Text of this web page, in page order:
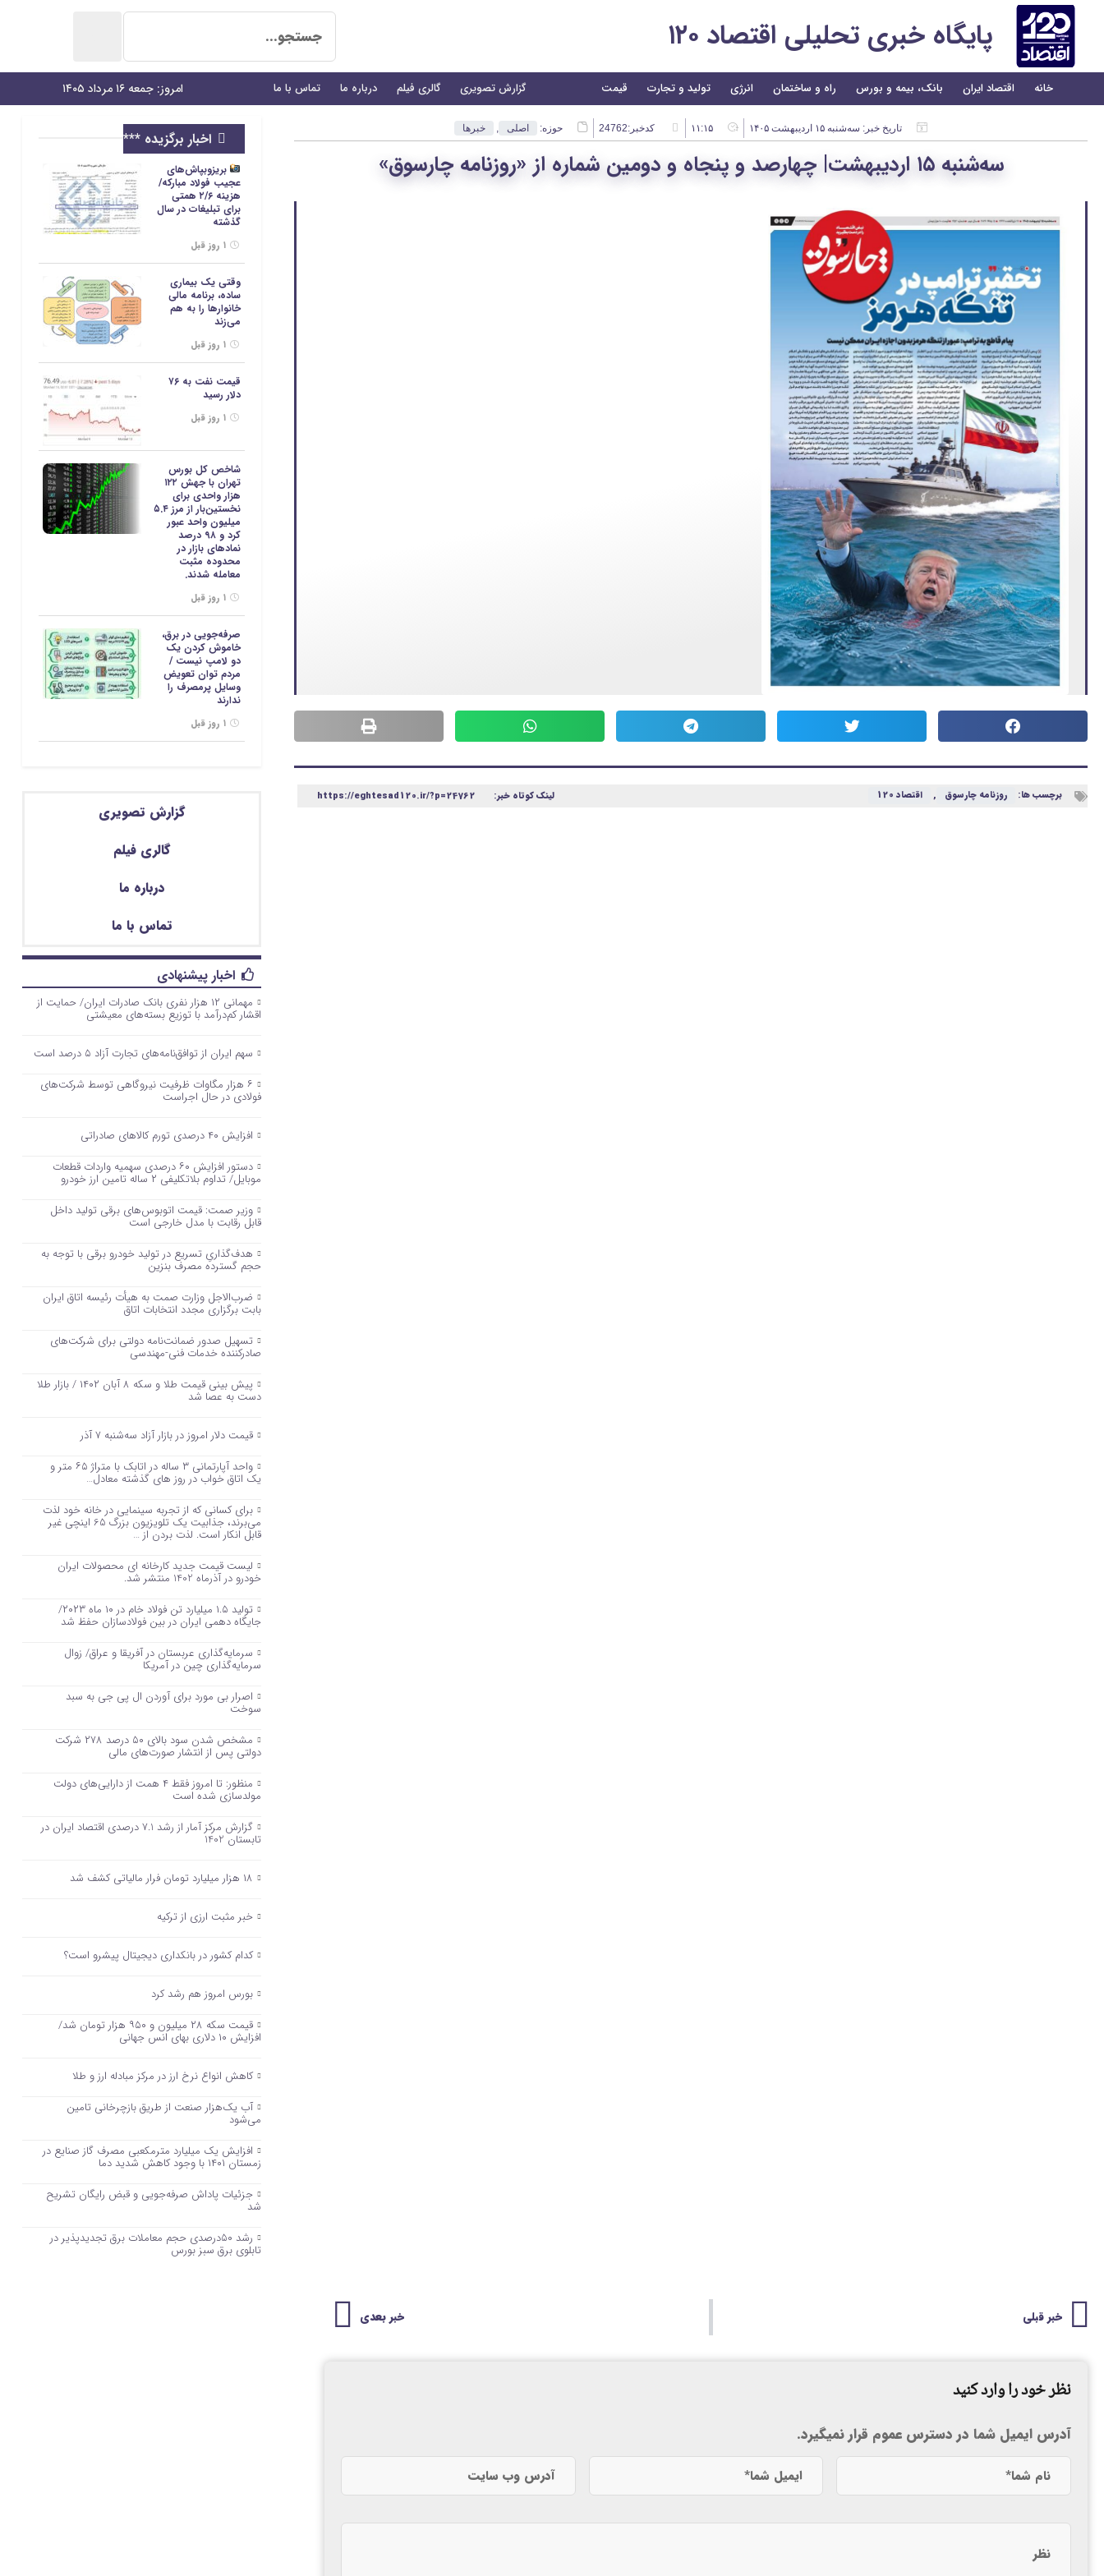
پایگاه خبری تحلیلی اقتصاد ۱۲۰
خانه اقتصاد ایران بانک، بیمه و بورس راه و ساختمان انرژی تولید و تجارت قیمت گزارش تصویری گالری فیلم درباره ما تماس با ما امروز: جمعه ۱۶ مرداد ۱۴۰۵
تاریخ خبر: سه‌شنبه ۱۵ اردیبهشت ۱۴۰۵ ۱۱:۱۵ کدخبر:24762 حوزه: اصلی , خبرها
سه‌شنبه ۱۵ اردیبهشت| چهارصد و پنجاه و دومین شماره از «روزنامه چارسوق»
برچسب ها: ️روزنامه چارسوق , اقتصاد 120 لینک کوتاه خبر: https://eghtesad120.ir/?p=24762
اخبار برگزیده ***
بریزوبپاش‌های
عجیب فولاد مبارکه/
هزینه ۲/۶ همتی
برای تبلیغات در سال
گذشته
۱ روز قبل
وقتی یک بیماری
ساده، برنامه مالی
خانوارها را به هم
می‌زند
۱ روز قبل
قیمت نفت به ۷۶
دلار رسید
۱ روز قبل
شاخص کل بورس
تهران با جهش ۱۲۲
هزار واحدی برای
نخستین‌بار از مرز ۵.۴
میلیون واحد عبور
کرد و ۹۸ درصد
نمادهای بازار در
محدوده مثبت
معامله شدند.
۱ روز قبل
صرفه‌جویی در برق،
خاموش کردن یک
دو لامپ نیست /
مردم توان تعویض
وسایل پرمصرف را
ندارند
۱ روز قبل
گزارش تصویری
گالری فیلم
درباره ما
تماس با ما
اخبار پیشنهادی
مهمانی ۱۲ هزار نفری بانک صادرات ایران/ حمایت از
اقشار کم‌درآمد با توزیع بسته‌های معیشتی
سهم ایران از توافق‌نامه‌های تجارت آزاد ۵ درصد است
۶ هزار مگاوات ظرفیت نیروگاهی توسط شرکت‌های
فولادی در حال اجراست
افزایش ۴۰ درصدی تورم کالاهای صادراتی
دستور افزایش ۶۰ درصدی سهمیه واردات قطعات
موبایل/ تداوم بلاتکلیفی ۲ ساله تامین ارز خودرو
وزیر صمت: قیمت اتوبوس‌های برقی تولید داخل
قابل رقابت با مدل خارجی است
هدف‌گذاریِ تسریع در تولید خودرو‌ برقی با توجه به
حجم گسترده مصرف‌ بنزین‌
ضرب‌الاجل وزارت صمت به هیأت رئیسه اتاق‌ ایران
بابت برگزاری مجدد انتخابات اتاق
تسهیل صدور ضمانت‌نامه دولتی برای شرکت‌های
صادرکننده خدمات فنی-مهندسی
پیش بینی قیمت طلا و سکه ۸ آبان ۱۴۰۲ / بازار طلا
دست‌ به عصا شد
قیمت دلار امروز در بازار آزاد سه‌شنبه ۷ آذر
واحد آپارتمانی ۳ ساله در اتابک با متراژ ۶۵ متر و
یک اتاق خواب در روز های گذشته معادل…
برای کسانی که از تجربه سینمایی در خانه خود لذت
می‌برند، جذابیت یک تلویزیون بزرگ 65 اینچی غیر
قابل انکار است. لذت بردن از …
لیست قیمت جدید کارخانه ای محصولات ایران
خودرو در آذرماه 1402 منتشر شد.
تولید ۱.۵ میلیارد تن فولاد خام در ۱۰ ماه ۲۰۲۳/
جایگاه دهمی ایران در بین فولادسازان حفظ شد
سرمایه‌گذاری عربستان در آفریقا و عراق/ زوال
سرمایه‌گذاری چین در آمریکا
اصرار بی مورد برای آوردن ال پی جی به سبد
سوخت
مشخص شدن سود بالای ۵۰ درصد ۲۷۸ شرکت
دولتی پس از انتشار صورت‌های مالی
منظور: تا امروز فقط ۴ همت از دارایی‌های دولت
مولدسازی شده است
گزارش مرکز آمار از رشد 7.1 درصدی اقتصاد ایران در
تابستان 1402
۱۸ هزار میلیارد تومان فرار مالیاتی کشف شد
خبر مثبت ارزی از ترکیه
کدام کشور در بانکداری دیجیتال پیشرو است؟
بورس امروز هم رشد کرد
قیمت سکه ۲۸ میلیون و ۹۵۰ هزار تومان شد/
افزایش ۱۰ دلاری بهای انس جهانی
کاهش انواع نرخ ارز در مرکز مبادله ارز و طلا
آب یک‌هزار صنعت از طریق بازچرخانی تامین
می‌شود
افزایش یک میلیارد مترمکعبی مصرف گاز صنایع در
زمستان ۱۴۰۱ با وجود کاهش شدید دما
جزئیات پاداش صرفه‌جویی و قبض رایگان تشریح
شد
رشد ۵۰درصدی حجم معاملات برق تجدیدپذیر در
تابلوی برق سبز بورس
خبر قبلی خبر بعدی
نظر خود را وارد کنید
آدرس ایمیل شما در دسترس عموم قرار نمیگیرد.